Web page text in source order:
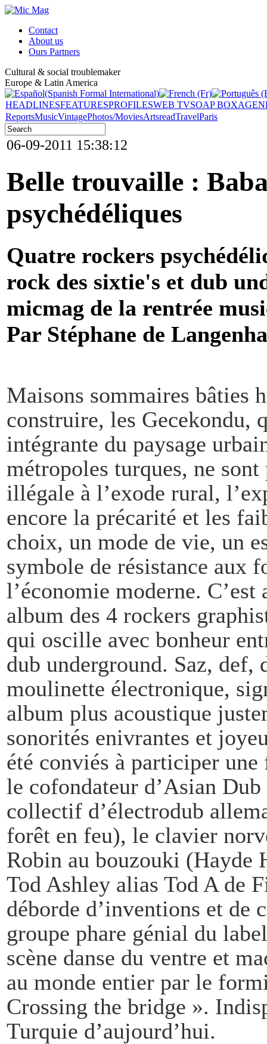
Contact
About us
Ours Partners
Cultural & social troublemaker
Europe & Latin America
HEADLINESFEATURESPROFILESWEB TVSOAP BOX
ReportsMusicVintagePhotos/MoviesArtsreadTravelParis
06-09-2011 15:38:12
Belle trouvaille :
psychédéliques
Quatre rockers
rock des sixtie's et dub
micmag de la rentrée
Par Stéphane de
Maisons sommaires bâties
construire, les Gecekondu,
intégrante du paysage
métropoles turques, ne
illégale à l’exode rural,
encore la précarité et les
choix, un mode de vie, un
symbole de résistance aux
l’économie moderne.
album des 4 rockers
qui oscille avec bonheur
dub underground. Saz, def,
moulinette électronique,
album plus acoustique
sonorités enivrantes et
été conviés à participer
le cofondateur d’Asian
collectif d’électrodub
forêt en feu), le clavier
Robin au bouzouki (Hayde
Tod Ashley alias Tod A de
déborde d’inventions et de
groupe phare génial du
scène danse du ventre et
au monde entier par le
Crossing the bridge ».
Turquie d’aujourd’hui.